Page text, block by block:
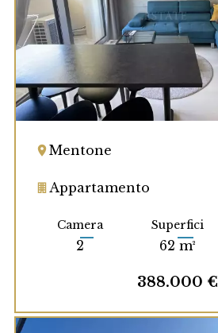
Mentone
Appartamento
Camera
2
Superfici
62 m²
388.000 €